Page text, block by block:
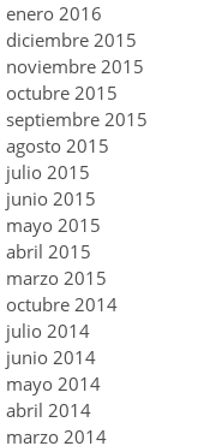
enero 2016
diciembre 2015
noviembre 2015
octubre 2015
septiembre 2015
agosto 2015
julio 2015
junio 2015
mayo 2015
abril 2015
marzo 2015
octubre 2014
julio 2014
junio 2014
mayo 2014
abril 2014
marzo 2014